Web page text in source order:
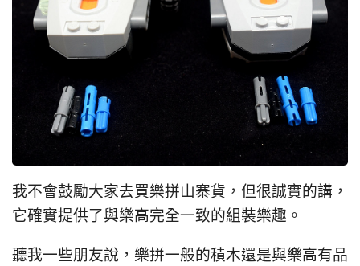
我不會鼓勵大家去買樂拼山寨貨，但很誠實的講，
它確實提供了與樂高完全一致的組裝樂趣。
聽我一些朋友說，樂拼一般的積木還是與樂高有品